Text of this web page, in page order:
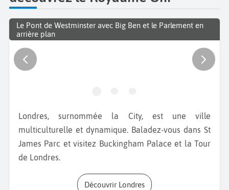
Le Pont de Westminster avec Big Ben et le Parlement en
arrière plan
Londres, surnommée la City, est une ville
multiculturelle et dynamique. Baladez-vous dans St
James Parc et visitez Buckingham Palace et la Tour
de Londres.
Découvrir Londres